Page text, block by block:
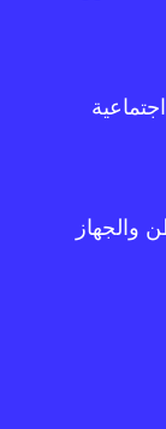
والجهاز